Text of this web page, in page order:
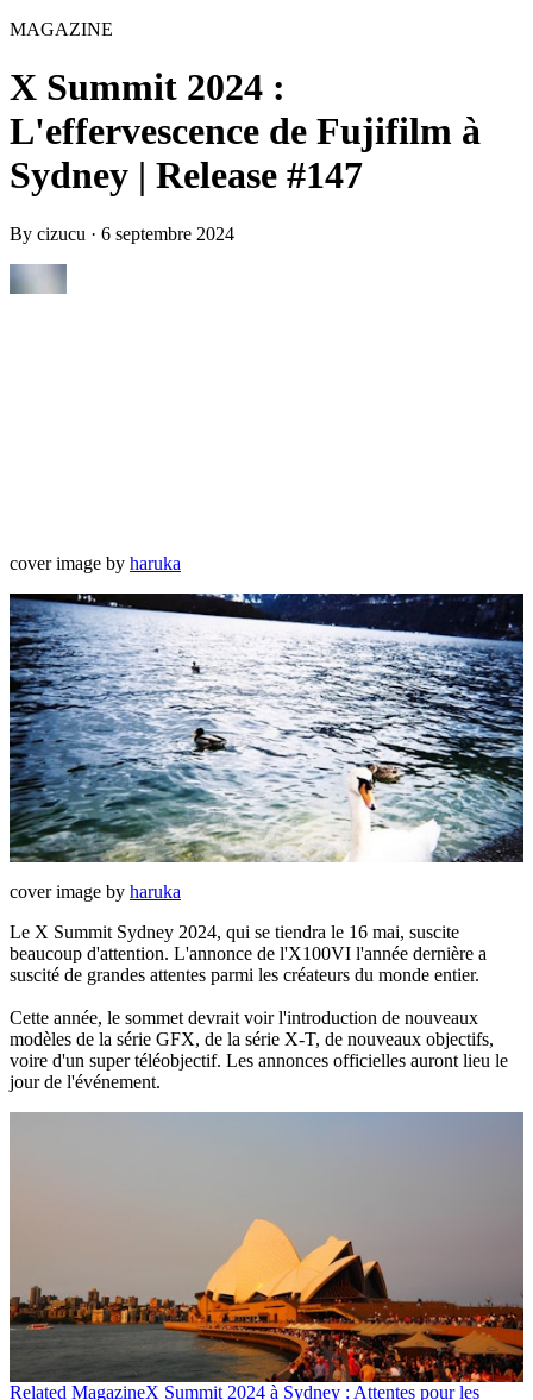
MAGAZINE
X Summit 2024 :
L'effervescence de Fujifilm à
Sydney | Release #147
By cizucu · 6 septembre 2024
cover image by haruka
cover image by haruka
Le X Summit Sydney 2024, qui se tiendra le 16 mai, suscite
beaucoup d'attention. L'annonce de l'X100VI l'année dernière a
suscité de grandes attentes parmi les créateurs du monde entier.
Cette année, le sommet devrait voir l'introduction de nouveaux
modèles de la série GFX, de la série X-T, de nouveaux objectifs,
voire d'un super téléobjectif. Les annonces officielles auront lieu le
jour de l'événement.
Related MagazineX Summit 2024 à Sydney : Attentes pour les